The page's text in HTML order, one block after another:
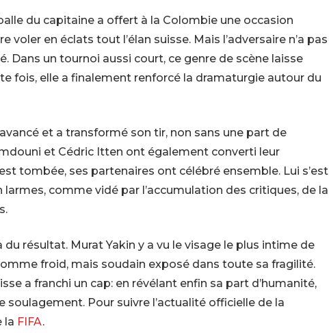
du capitaine a offert à la Colombie une occasion
voler en éclats tout l’élan suisse. Mais l’adversaire n’a pas
Dans un tournoi aussi court, ce genre de scène laisse
fois, elle a finalement renforcé la dramaturgie autour du
et a transformé son tir, non sans une part de
et Cédric Itten ont également converti leur
tombée, ses partenaires ont célébré ensemble. Lui s’est
larmes, comme vidé par l’accumulation des critiques, de la
du résultat. Murat Yakin y a vu le visage le plus intime de
froid, mais soudain exposé dans toute sa fragilité.
a franchi un cap: en révélant enfin sa part d’humanité,
soulagement. Pour suivre l’actualité officielle de la
la FIFA.